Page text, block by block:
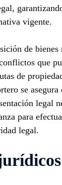
vigente.
de bienes
que
de
se
legal
para
legal.